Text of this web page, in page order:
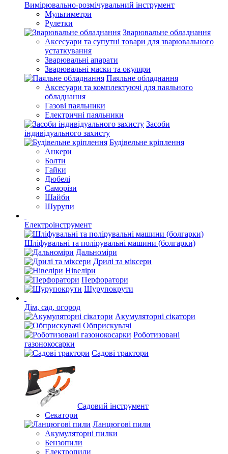
Вимірювально-розмічувальний інструмент
Мультиметри
Рулетки
Зварювальне обладнання
Аксесуари та супутні товари для зварювального
устаткування
Зварювальні апарати
Зварювальні маски та окуляри
Паяльне обладнання
Аксесуари та комплектуючі для паяльного
обладнання
Газові паяльники
Електричні паяльники
Засоби
індивідуального захисту
Будівельне кріплення
Анкери
Болти
Гайки
Дюбелі
Саморізи
Шайби
Шурупи
Електроінструмент
Шліфувальні та полірувальні машини (болгарки)
Дальноміри
Дрилі та міксери
Нівеліри
Перфоратори
Шурупокрути
Дім, сад, огород
Акумуляторні сікатори
Обприскувачі
Роботизовані
газонокосарки
Садові трактори
Садовий інструмент
Секатори
Ланцюгові пили
Акумуляторні пилки
Бензопили
Електропили